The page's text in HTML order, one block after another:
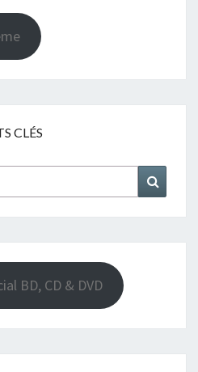
CLÉS
BD, CD & DVD